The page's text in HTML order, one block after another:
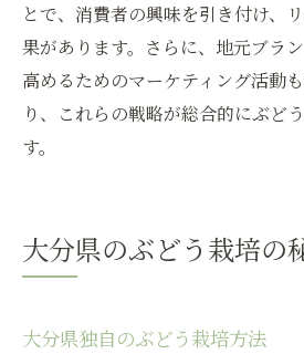
とで、消費者の興味を引き付け、
果があります。さらに、地元ブラ
高めるためのマーケティング活動
り、これらの戦略が総合的にぶど
す。
大分県のぶどう栽培の
大分県独自のぶどう栽培方法